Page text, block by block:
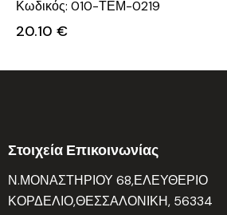
Κωδικός: 010-ΤΕΜ-0219
20.10 €
Στοιχεία Επικοινωνίας
Ν.ΜΟΝΑΣΤΗΡΙΟΥ 68,ΕΛΕΥΘΕΡΙΟ
ΚΟΡΔΕΛΙΟ,ΘΕΣΣΑΛΟΝΙΚΗ, 56334